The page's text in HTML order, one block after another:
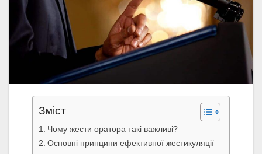
Зміст
Чому жести оратора такі важливі?
Основні принципи ефективної жестикуляції